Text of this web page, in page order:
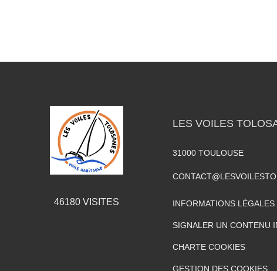
46180VISITES
LES VOILES
31000 TOULOUSE
INFORMATIONS LÉGALES
SIGNALER UN CONTENU
CHARTE COOKIES
GESTION DES COOKIES